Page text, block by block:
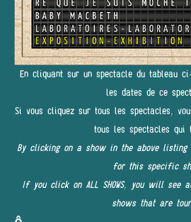
En cliquant sur un spectacle du tableau
les dates de ce
Si vous cliquez sur tous les spectacles,
tous les spectacles qui
By clicking on a show in the above
for this specific
If you click on ALL SHOWS, you will
shows that are